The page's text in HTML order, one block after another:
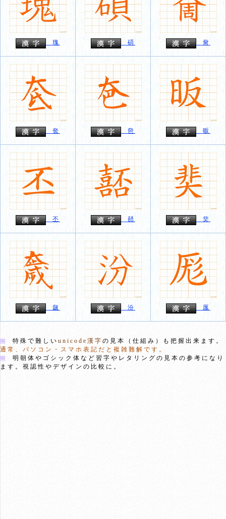
瑰 碩 奝
奃 夿 昄
丕 嚭 奜
奯 汾 厖
特殊で難しい unicode漢字 の見本（仕組み）も把握出来ます。
通常、パソコン・スマホ表記だと複雑難解です。
明朝体やゴシック体など習字やレタリングの見本の参考になり
ます。視認性やデザインの比較に。